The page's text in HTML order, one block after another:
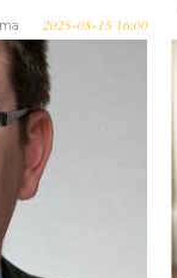
2025-08-15 16:00
3. –
a